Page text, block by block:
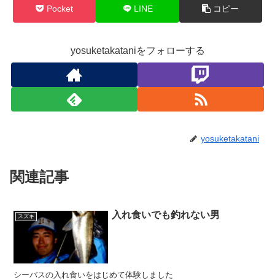
Pocket LINE コピー
yosuketakataniをフォローする
yosuketakatani
関連記事
スズキ 入れ食いでも釣れない男
シーバスの入れ食いをはじめて体験しました